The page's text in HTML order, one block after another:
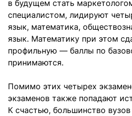
в будущем стать
специалистом, лидируют
язык, математика,
язык. Математику при этом
профильную — баллы по
принимаются.
Помимо этих четырех
экзаменов также попадают
К счастью, большинство вузов